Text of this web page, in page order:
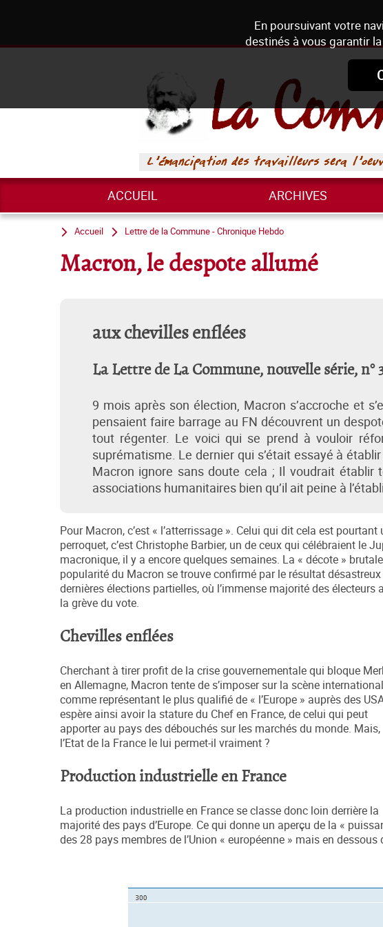
En poursuivant votre
destinés à vous garantir
ACCUEIL ARCHIVES
Accueil Lettre de la Commune - Chronique Hebdo
Macron, le despote allumé
aux chevilles enflées
La Lettre de La Commune, nouvelle série, n°
9 mois après son élection, Macron s’accroche et
pensaient faire barrage au FN découvrent un
tout régenter. Le voici qui se prend à vouloir
suprématisme. Le dernier qui s’était essayé à
Macron ignore sans doute cela ; Il voudrait
associations humanitaires bien qu’il ait peine à
Pour Macron, c’est « l’atterrissage ». Celui qui dit cela est pourtant
perroquet, c’est Christophe Barbier, un de ceux qui célébraient le
macronique, il y a encore quelques semaines. La « décote »
popularité du Macron se trouve confirmé par le résultat
dernières élections partielles, où l’immense majorité des électeurs
la grève du vote.
Chevilles enflées
Cherchant à tirer profit de la crise gouvernementale qui bloque
en Allemagne, Macron tente de s’imposer sur la scène
comme représentant le plus qualifié de « l’Europe » auprès des
espère ainsi avoir la stature du Chef en France, de celui qui peut
apporter au pays des débouchés sur les marchés du monde. Mais,
l’Etat de la France le lui permet-il vraiment ?
Production industrielle en France
La production industrielle en France se classe donc loin derrière la
majorité des pays d’Europe. Ce qui donne un aperçu de la «
des 28 pays membres de l’Union « européenne » mais en